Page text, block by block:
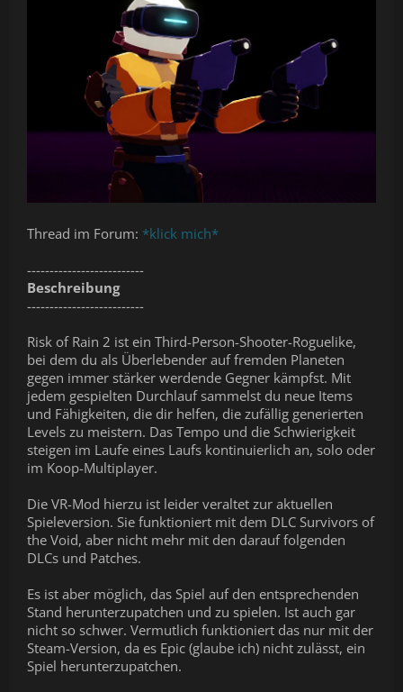
Thread im Forum: *klick mich*
--------------------------
Beschreibung
--------------------------
Risk of Rain 2 ist ein Third-Person-Shooter-Roguelike,
bei dem du als Überlebender auf fremden Planeten
gegen immer stärker werdende Gegner kämpfst. Mit
jedem gespielten Durchlauf sammelst du neue Items
und Fähigkeiten, die dir helfen, die zufällig generierten
Levels zu meistern. Das Tempo und die Schwierigkeit
steigen im Laufe eines Laufs kontinuierlich an, solo oder
im Koop-Multiplayer.
Die VR-Mod hierzu ist leider veraltet zur aktuellen
Spieleversion. Sie funktioniert mit dem DLC Survivors of
the Void, aber nicht mehr mit den darauf folgenden
DLCs und Patches.
Es ist aber möglich, das Spiel auf den entsprechenden
Stand herunterzupatchen und zu spielen. Ist auch gar
nicht so schwer. Vermutlich funktioniert das nur mit der
Steam-Version, da es Epic (glaube ich) nicht zulässt, ein
Spiel herunterzupatchen.